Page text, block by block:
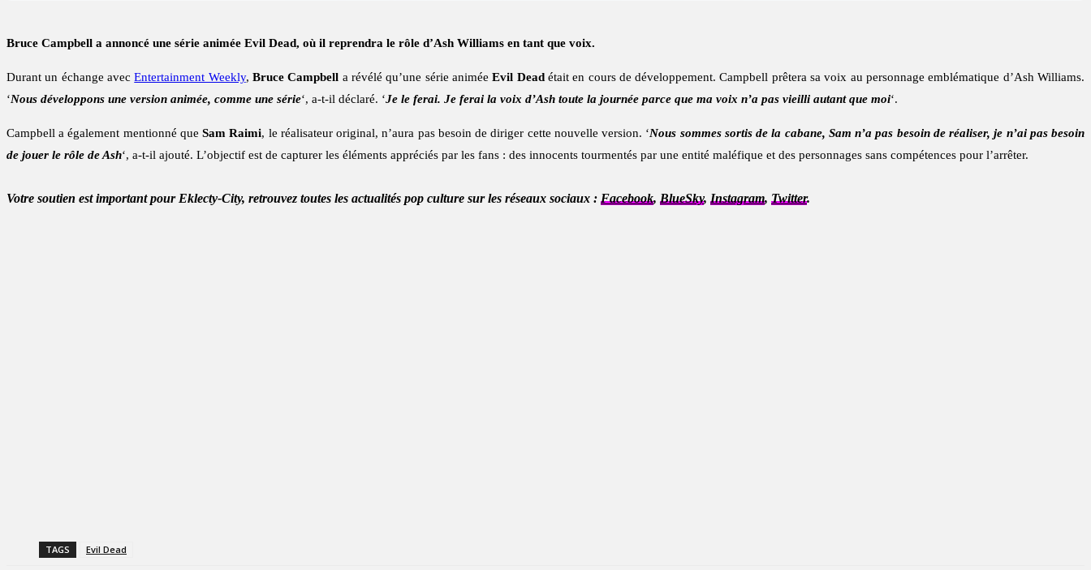
Bruce Campbell a annoncé une série animée Evil Dead, où il reprendra le rôle d’Ash Williams en tant que voix.
Durant un échange avecEntertainment Weekly, Bruce Campbell a révélé qu’une série animéeEvil Deadétait en cours de développement. Campbell prêtera sa voix au personnage emblématique d’Ash Williams.
‘Nous développons une version animée, comme une série‘, a-t-il déclaré. ‘Je le ferai. Je ferai la voix d’Ash toute la journée parce que ma voix n’a pas vieilli autant que moi‘.
Campbell a également mentionné queSam Raimi, le réalisateur original, n’aura pas besoin de diriger cette nouvelle version. ‘Nous sommes sortis de la cabane, Sam n’a pas besoin de réaliser, je n’ai pas besoin
de jouer le rôle de Ash‘, a-t-il ajouté. L’objectif est de capturer les éléments appréciés par les fans : des innocents tourmentés par une entité maléfique et des personnages sans compétences pour l’arrêter.
Votre soutien est important pour Eklecty-City, retrouvez toutes les actualités pop culture sur les réseaux sociaux : Facebook, BlueSky, Instagram, Twitter.
TAGS Evil Dead